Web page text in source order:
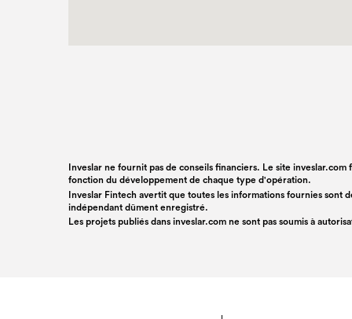
Inveslar ne fournit pas de conseils financiers. Le site
fonction du développement de chaque type d'opération.
Inveslar Fintech avertit que toutes les informations fournies sont
indépendant dûment enregistré.
Les projets publiés dans inveslar.com ne sont pas soumis à